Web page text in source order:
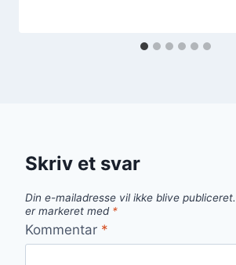
Skriv et svar
Din e-mailadresse vil ikke blive publiceret.
er markeret med *
Kommentar *